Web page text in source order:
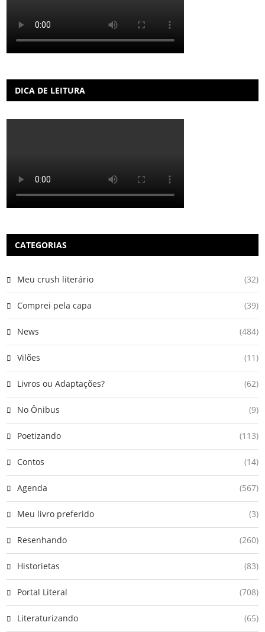
DICA DE LEITURA
CATEGORIAS
Meu crush literário (32)
Comprei pela capa (39)
News (484)
Vilões (11)
Livros ou Adaptações? (62)
No Ônibus (9)
Poetizando (113)
Contos (14)
Agenda (567)
Meu livro preferido (3)
Resenhando (260)
Historietas (83)
Portal Literal (708)
Literaturizando (65)